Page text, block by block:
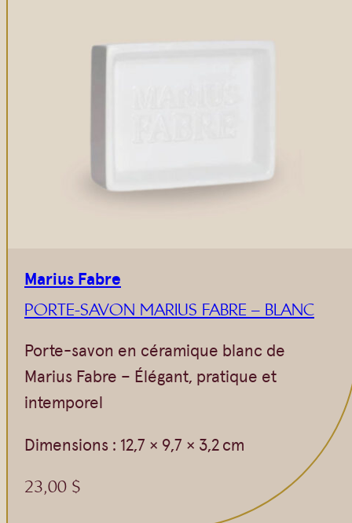
Marius Fabre
PORTE-SAVON MARIUS FABRE – BLANC
Porte-savon en céramique blanc de
Marius Fabre – Élégant, pratique et
intemporel
Dimensions : 12,7 × 9,7 × 3,2 cm
23,00 $